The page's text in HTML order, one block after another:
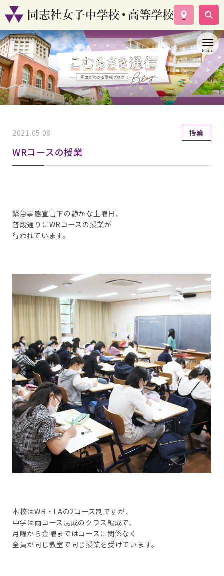
学校案内
コース紹介
学校生活
入試情報
資料請求
2021.05.08 授業
WRコースの授業
緊急事態宣言下の静かな土曜日、
普段通りにWRコースの授業が
行われています。
本校はWR・LAの2コース制ですが、
中学は両コース混成のクラス編成で、
月曜から金曜まではコースに関係なく
全員が同じ教室で同じ授業を受けています。